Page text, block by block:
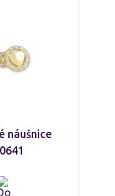
náušnice